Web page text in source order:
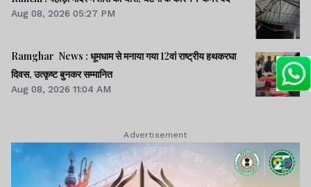
Aug 08, 2026 05:27 PM
Ramghar News : धूमधाम से मनाया गया 12वां राष्ट्रीय हथकरघा
दिवस, उत्कृष्ट बुनकर सम्मानित
Aug 08, 2026 11:04 AM
Advertisement